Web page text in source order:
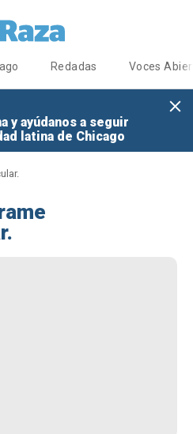
Redadas Voces
y ayúdanos a seguir
latina de Chicago